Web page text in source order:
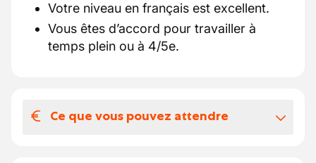
Votre niveau en français est excellent.
Vous êtes d’accord pour travailler à
temps plein ou à 4/5e.
Ce que vous pouvez attendre